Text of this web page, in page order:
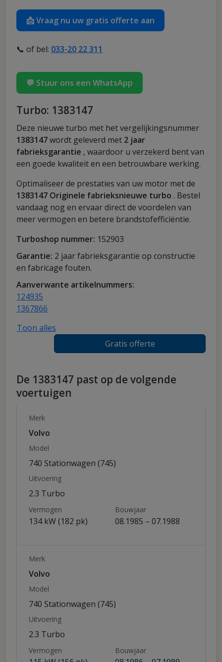
📩 Vraag nu uw gratis offerte aan
📞 of bel: 033-20 22 311
💬 Stuur ons een WhatsApp
Turbo: 1383147
Deze nieuwe turbo met het vergelijkingsnummer
1383147wordt geleverd met 2 jaar
fabrieksgarantie , waardoor u verzekerd bent van
een goede kwaliteit en een betrouwbare werking.
Optimaliseer de prestaties van uw motor met de
1383147 Originele fabrieksnieuwe turbo . Bestel
vandaag nog en ervaar direct de voordelen van
meer vermogen en betere brandstofefficiëntie.
Turboshop nummer: 152903
Garantie: 2 jaar fabrieksgarantie op constructie
en fabricage fouten.
Aanverwante artikelnummers:
124935
1367866
Toon alles
Gratis offerte
De 1383147 past op de volgende
voertuigen
Merk
Volvo
Model
740 Stationwagen (745)
Uitvoering
2.3 Turbo
Vermogen
134 kW (182 pk)
Bouwjaar
08.1985 – 07.1988
Merk
Volvo
Model
740 Stationwagen (745)
Uitvoering
2.3 Turbo
Vermogen Bouwjaar